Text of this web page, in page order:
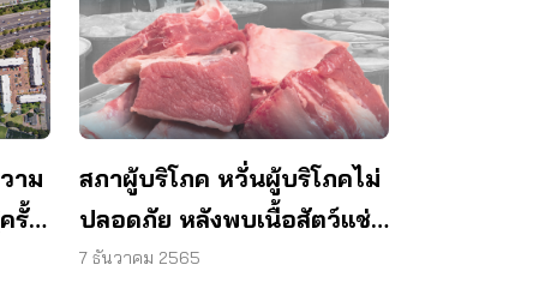
าม
รั้ง
สภาผู้บริโภค หวั่นผู้บริโภคไม่
ปลอดภัย หลังพบเนื้อสัตว์แช่
ฟอร์มาลีนเกลื่อนร้านอาหาร
7 ธันวาคม 2565